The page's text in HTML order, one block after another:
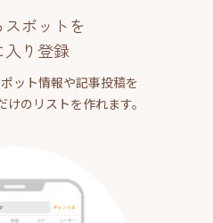
ポットを
入り登録
ット情報や記事投稿を
のリストを作れます。